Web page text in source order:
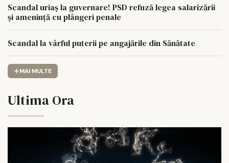
Scandal uriaș la guvernare! PSD refuză legea salarizării
și amenință cu plângeri penale
Scandal la vârful puterii pe angajările din Sănătate
MAI MULTE
Ultima Ora